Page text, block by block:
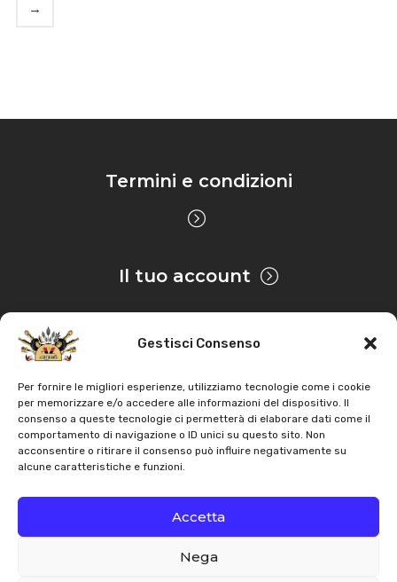
Gestisci Consenso
Per fornire le migliori esperienze, utilizziamo tecnologie come i cookie
per memorizzare e/o accedere alle informazioni del dispositivo. Il
consenso a queste tecnologie ci permetterà di elaborare dati come il
comportamento di navigazione o ID unici su questo sito. Non
acconsentire o ritirare il consenso può influire negativamente su
alcune caratteristiche e funzioni.
Accetta
Nega
→
Termini e condizioni
Il tuo account
Privacy & Cookie
CopyrightAZ Agri. Tutti i diritti servati |Assistenza |
Contatti